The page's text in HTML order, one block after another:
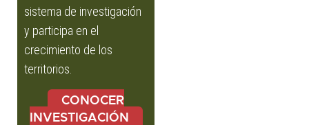
sistema de investigación
y participa en el
crecimiento de los
territorios.
CONOCER
INVESTIGACIÓN